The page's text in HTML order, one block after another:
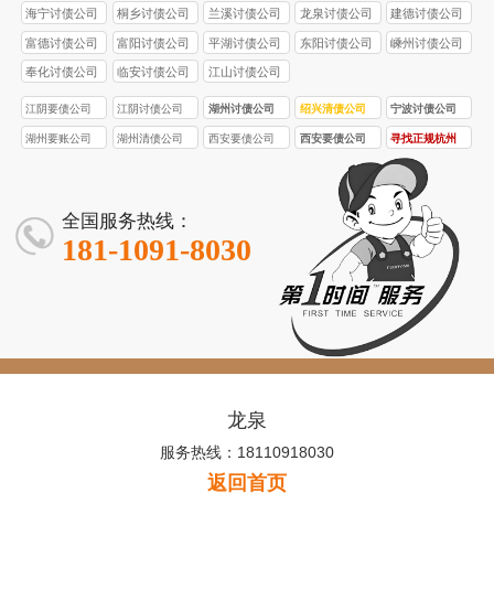
海宁讨债公司 桐乡讨债公司 兰溪讨债公司 龙泉讨债公司 建德讨债公司
富德讨债公司 富阳讨债公司 平湖讨债公司 东阳讨债公司 嵊州讨债公司
奉化讨债公司 临安讨债公司 江山讨债公司
江阴要债公司 江阴讨债公司 湖州讨债公司 绍兴清债公司 宁波讨债公司
湖州要账公司 湖州清债公司
西安要债公司
意度 98.5%
西安要债公司
口碑推荐 | 西安
讨债 + 收债公
司，欠款追回
40%，收费透
明
寻找正规杭州
讨债公司
全国服务热线：
181-1091-8030
龙泉
服务热线：18110918030
返回首页